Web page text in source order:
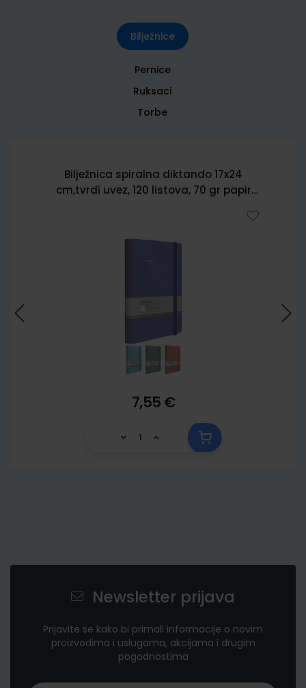
Bilježnice
Pernice
Ruksaci
Torbe
Bilježnica spiralna diktando 17x24
cm,tvrdi uvez, 120 listova, 70 gr papir
7,55 €
Newsletter prijava
Prijavite se kako bi primali informacije o novim
proizvodima i uslugama, akcijama i drugim
pogodnostima